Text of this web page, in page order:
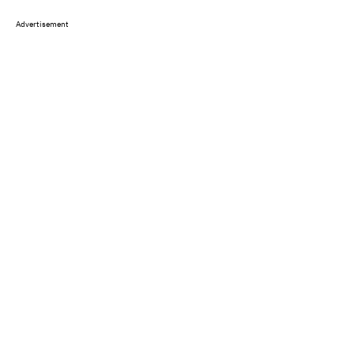
Advertisement